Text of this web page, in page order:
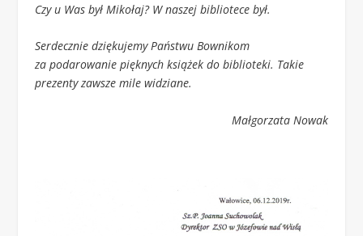
Czy u Was był Mikołaj? W naszej bibliotece był.
Serdecznie dziękujemy Państwu Bownikom
za podarowanie pięknych książek do biblioteki. Takie
prezenty zawsze mile widziane.
Małgorzata Nowak